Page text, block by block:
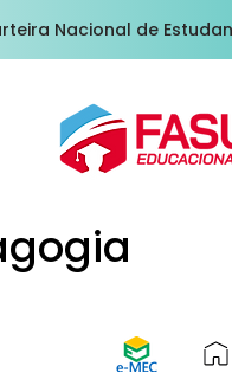
Nacional de